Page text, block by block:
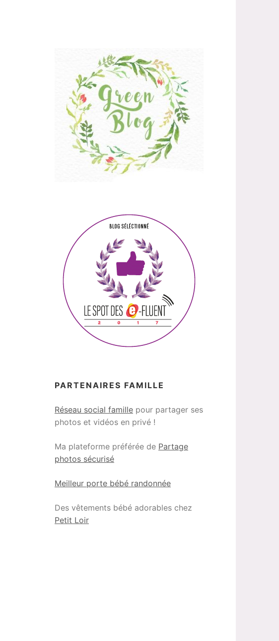
PARTENAIRES FAMILLE
Réseau social famille pour partager ses
photos et vidéos en privé !
Ma plateforme préférée de Partage
photos sécurisé
Meilleur porte bébé randonnée
Des vêtements bébé adorables chez
Petit Loir